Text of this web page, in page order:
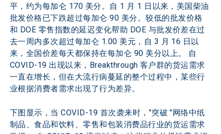
平，约为每加仑 170 美分。自 1 月 1 日以来，美国柴油
批发价格已下跌超过每加仑 90 美分。较低的批发价格
和 DOE 零售指数的延迟变化帮助 DOE 与批发价差在过
去一周内多次超过每加仑 1.00 美元，自 3 月 16 日以
来，全国价差每天都保持在每加仑 90 美分以上。 自
COVID-19 出现以来，Breakthrough 客户群的货运需求
一直在增长，但在大流行病蔓延的整个过程中，某些行
业根据消费者需求出现了行为差异。
下图显示，当 COVID-19 首次袭来时，"突破 "网络中纸
制品、食品和饮料、零售和包装消费品行业的货运需求